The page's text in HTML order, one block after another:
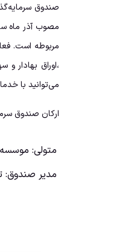
مربوطه است.
،اوراق
می‌توانید با
ارکان صندوق
متولی:
مدیر صندوق: